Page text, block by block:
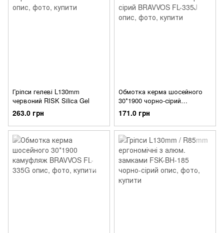
Гріпси гелеві L130mm
червоний RISK Silica Gel
263.0 грн
Обмотка керма шосейного
30*1900 чорно-сірий
BRAVVOS FL-335J
171.0 грн